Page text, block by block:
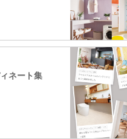
ネート集